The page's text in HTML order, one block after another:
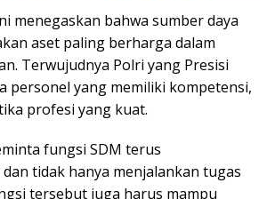
menegaskan bahwa sumber daya
aset paling berharga dalam
Terwujudnya Polri yang Presisi
personel yang memiliki kompetensi,
profesi yang kuat.
fungsi SDM terus
tidak hanya menjalankan tugas
tersebut juga harus mampu